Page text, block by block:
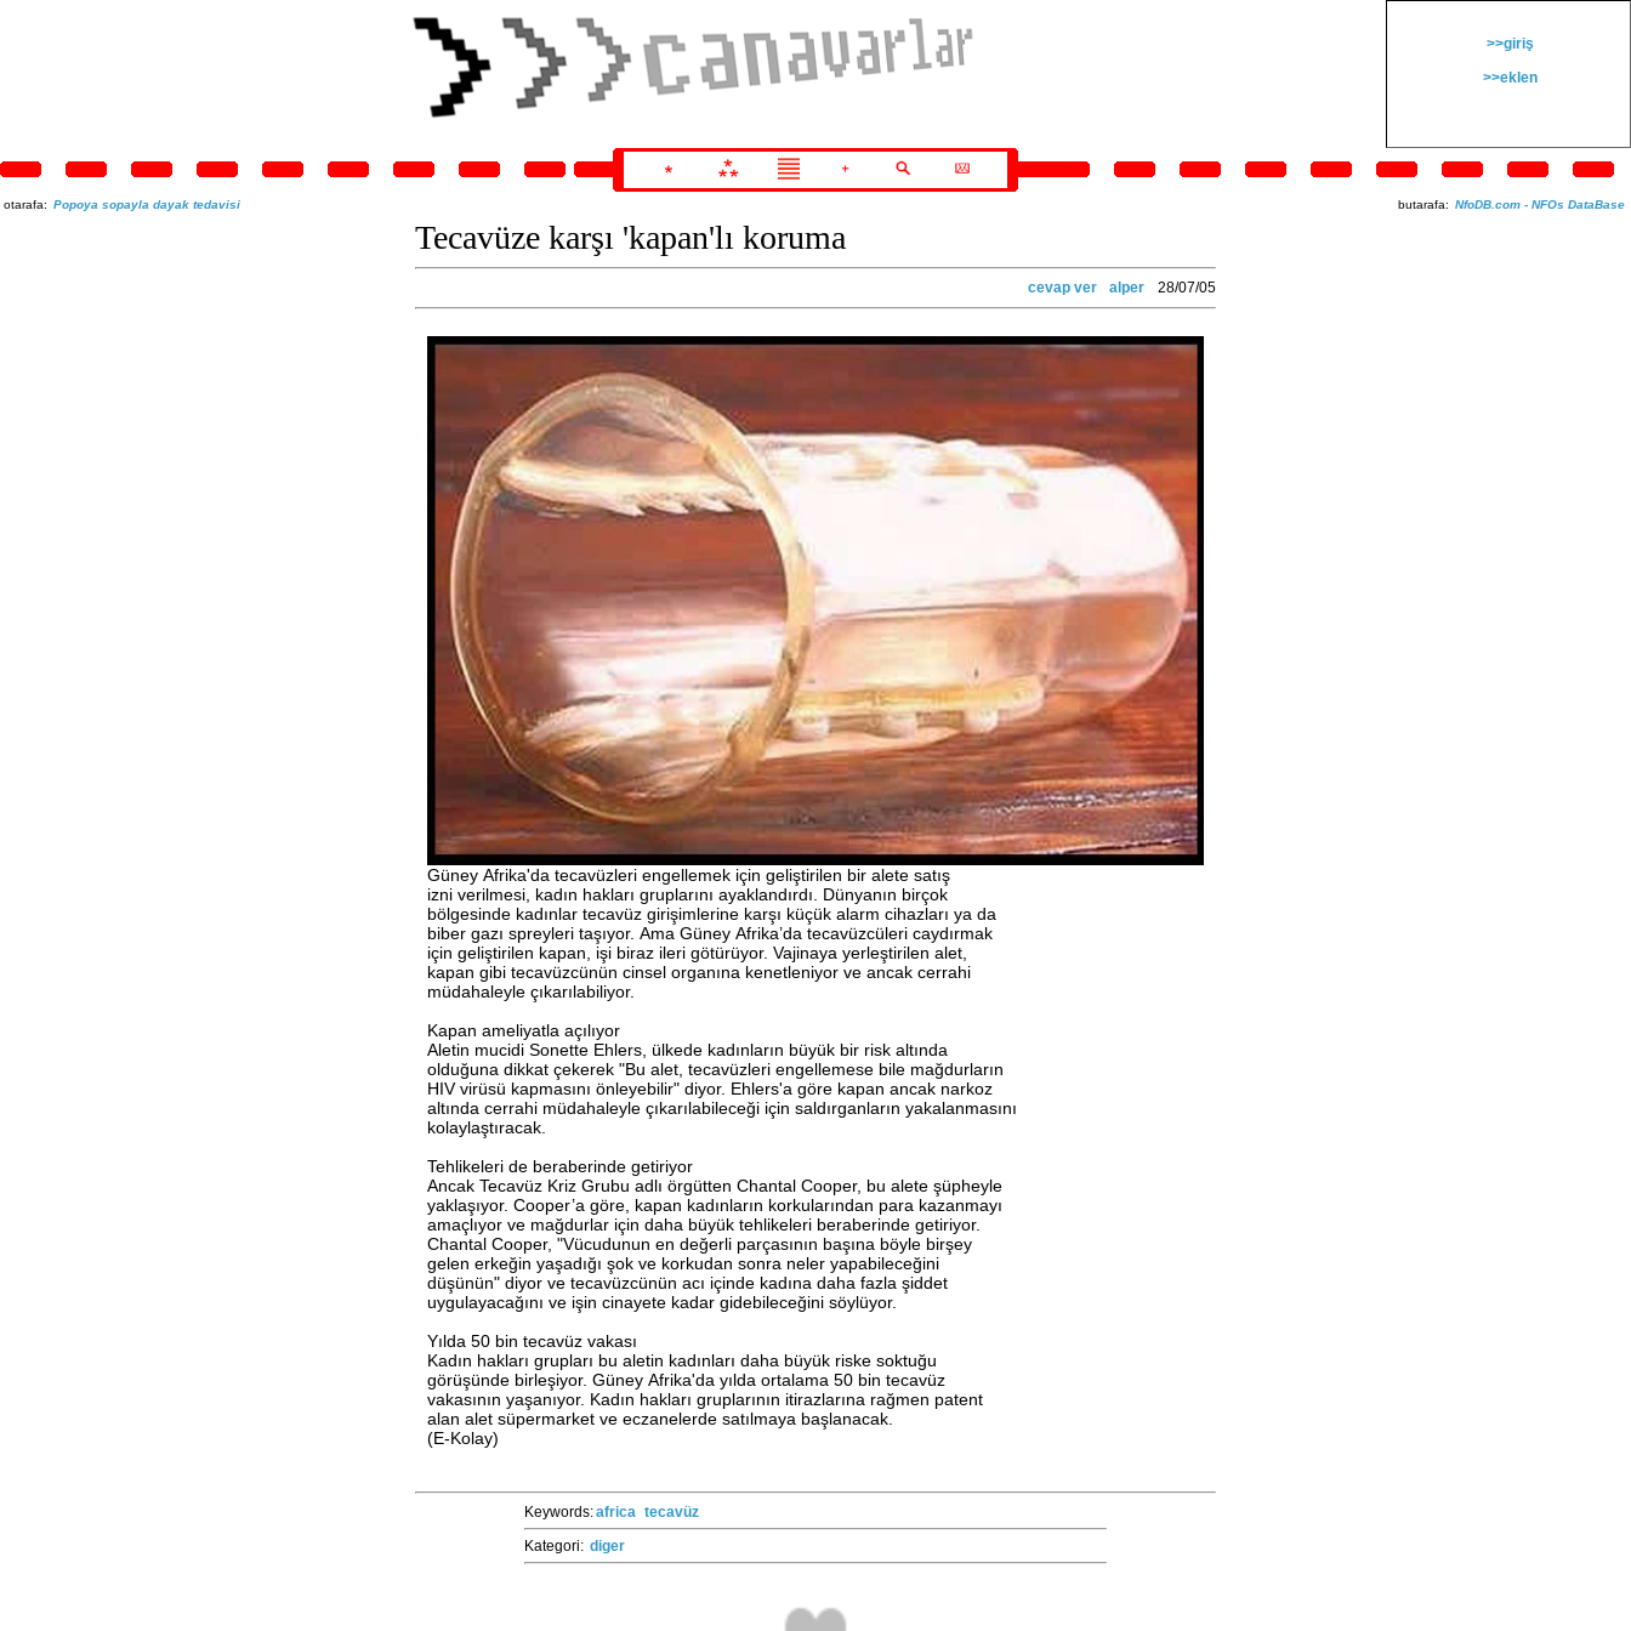
>>giriş
>>eklen
otarafa: Popoya sopayla dayak tedavisi butarafa: NfoDB.com - NFOs DataBase
Tecavüze karşı 'kapan'lı koruma
cevap ver alper 28/07/05
Güney Afrika'da tecavüzleri engellemek için geliştirilen bir alete satış
izni verilmesi, kadın hakları gruplarını ayaklandırdı. Dünyanın birçok
bölgesinde kadınlar tecavüz girişimlerine karşı küçük alarm cihazları ya da
biber gazı spreyleri taşıyor. Ama Güney Afrika’da tecavüzcüleri caydırmak
için geliştirilen kapan, işi biraz ileri götürüyor. Vajinaya yerleştirilen alet,
kapan gibi tecavüzcünün cinsel organına kenetleniyor ve ancak cerrahi
müdahaleyle çıkarılabiliyor.
Kapan ameliyatla açılıyor
Aletin mucidi Sonette Ehlers, ülkede kadınların büyük bir risk altında
olduğuna dikkat çekerek "Bu alet, tecavüzleri engellemese bile mağdurların
HIV virüsü kapmasını önleyebilir" diyor. Ehlers'a göre kapan ancak narkoz
altında cerrahi müdahaleyle çıkarılabileceği için saldırganların yakalanmasını
kolaylaştıracak.
Tehlikeleri de beraberinde getiriyor
Ancak Tecavüz Kriz Grubu adlı örgütten Chantal Cooper, bu alete şüpheyle
yaklaşıyor. Cooper’a göre, kapan kadınların korkularından para kazanmayı
amaçlıyor ve mağdurlar için daha büyük tehlikeleri beraberinde getiriyor.
Chantal Cooper, "Vücudunun en değerli parçasının başına böyle birşey
gelen erkeğin yaşadığı şok ve korkudan sonra neler yapabileceğini
düşünün" diyor ve tecavüzcünün acı içinde kadına daha fazla şiddet
uygulayacağını ve işin cinayete kadar gidebileceğini söylüyor.
Yılda 50 bin tecavüz vakası
Kadın hakları grupları bu aletin kadınları daha büyük riske soktuğu
görüşünde birleşiyor. Güney Afrika'da yılda ortalama 50 bin tecavüz
vakasının yaşanıyor. Kadın hakları gruplarının itirazlarına rağmen patent
alan alet süpermarket ve eczanelerde satılmaya başlanacak.
(E-Kolay)
Keywords:africa tecavüz
Kategori: diger